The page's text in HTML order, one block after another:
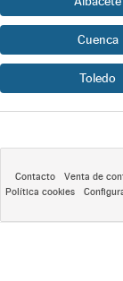
Cuenca
Toledo
Contacto Venta de
Política cookies